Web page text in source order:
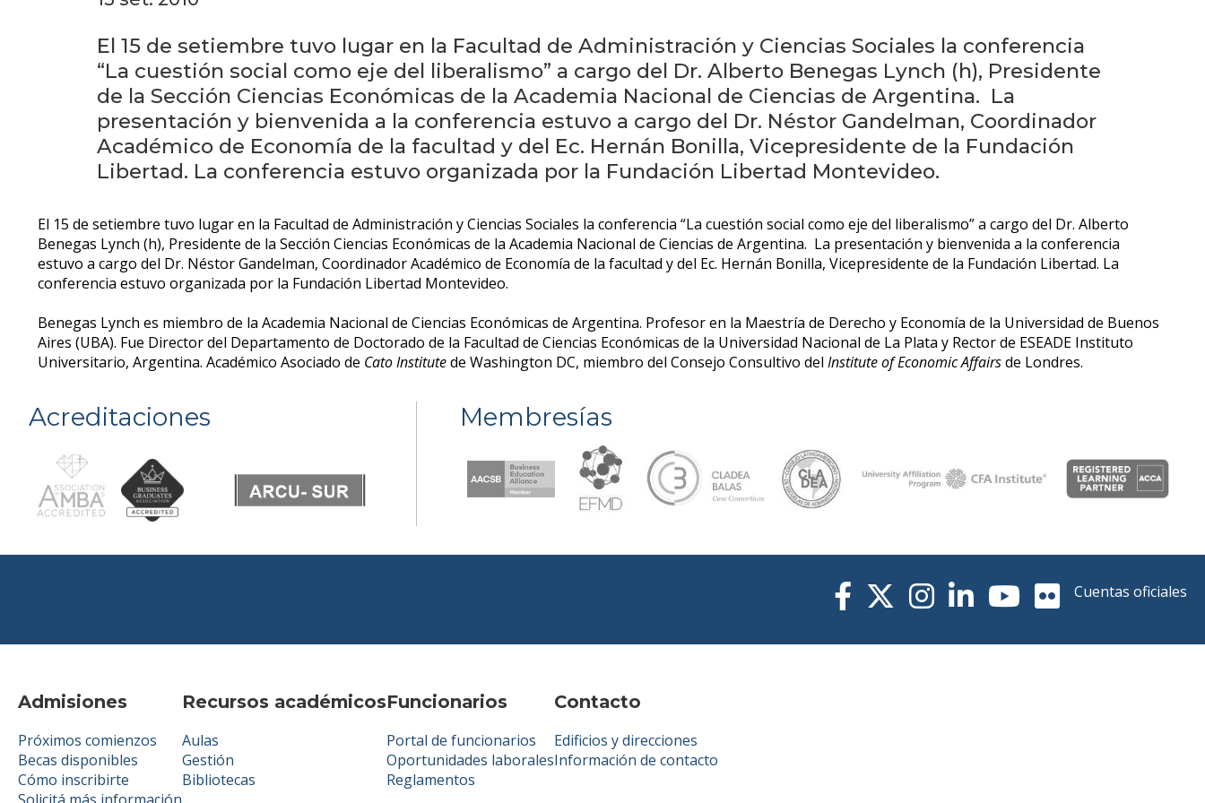
Eventos
Testimonios
facultad
en
los
Blog
de la
facultad
El 15 de setiembre tuvo lugar en la Facultad de Administración y Ciencias Sociales la conferencia
“La cuestión social como eje del liberalismo” a cargo del Dr. Alberto Benegas Lynch (h), Presidente
de la Sección Ciencias Económicas de la Academia Nacional de Ciencias de Argentina. La
presentación y bienvenida a la conferencia estuvo a cargo del Dr. Néstor Gandelman, Coordinador
Académico de Economía de la facultad y del Ec. Hernán Bonilla, Vicepresidente de la Fundación
Libertad. La conferencia estuvo organizada por la Fundación Libertad Montevideo.
El 15 de setiembre tuvo lugar en la Facultad de Administración y Ciencias Sociales la conferencia “La cuestión social como eje del liberalismo” a cargo del Dr. Alberto
Benegas Lynch (h), Presidente de la Sección Ciencias Económicas de la Academia Nacional de Ciencias de Argentina. La presentación y bienvenida a la conferencia
estuvo a cargo del Dr. Néstor Gandelman, Coordinador Académico de Economía de la facultad y del Ec. Hernán Bonilla, Vicepresidente de la Fundación Libertad. La
conferencia estuvo organizada por la Fundación Libertad Montevideo.
Benegas Lynch es miembro de la Academia Nacional de Ciencias Económicas de Argentina. Profesor en la Maestría de Derecho y Economía de la Universidad de Buenos
Aires (UBA). Fue Director del Departamento de Doctorado de la Facultad de Ciencias Económicas de la Universidad Nacional de La Plata y Rector de ESEADE Instituto
Universitario, Argentina. Académico Asociado de Cato Institutede Washington DC, miembro del Consejo Consultivo del Institute of Economic Affairsde Londres.
Acreditaciones Membresías
Admisiones
Próximos comienzos
Becas disponibles
Cómo inscribirte
Solicitá más información
Recursos académicos
Aulas
Gestión
Bibliotecas
Funcionarios
Portal de funcionarios
Oportunidades laborales
Reglamentos
Contacto
Edificios y direcciones
Información de contacto
Cuentas oficiales